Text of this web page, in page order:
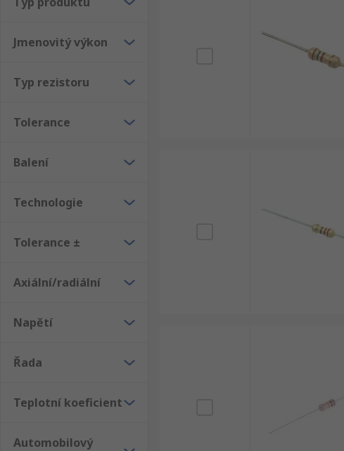
Jmenovitý výkon
Typ rezistoru
Tolerance
Balení
Technologie
Tolerance ±
Axiální/radiální
Napětí
Řada
Teplotní koeficient
Automobilový